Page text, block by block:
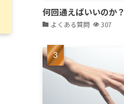
何回通えばいいのか？
よくある質問 307